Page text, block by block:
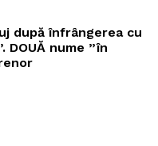
după înfrângerea cu
DOUĂ nume ”în